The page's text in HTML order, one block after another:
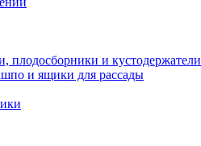
плодосборники и кустодержатели
и ящики для рассады